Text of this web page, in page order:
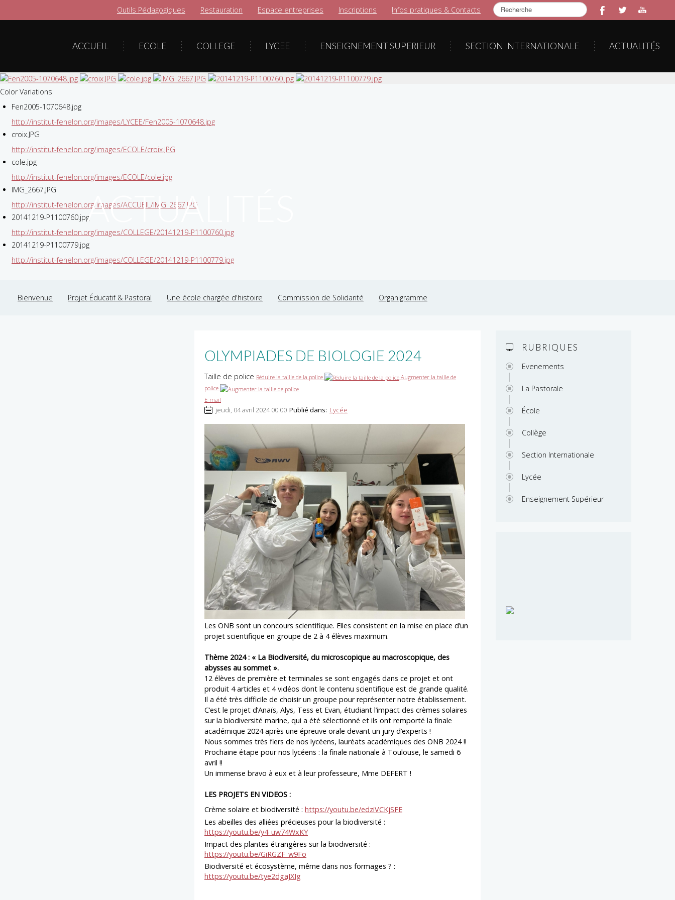
Rechercher
Outils Pédagogiques Restauration Espace entreprises Inscriptions Infos pratiques & Contacts
ACCUEIL ECOLE COLLEGE LYCEE ENSEIGNEMENT SUPERIEUR SECTION INTERNATIONALE ACTUALITÉS
Color Variations
Fen2005-1070648.jpg
http://institut-fenelon.org/images/LYCEE/Fen2005-1070648.jpg
croix.JPG
http://institut-fenelon.org/images/ECOLE/croix.JPG
cole.jpg
http://institut-fenelon.org/images/ECOLE/cole.jpg
IMG_2667.JPG
http://institut-fenelon.org/images/ACCUEIL/IMG_2667.JPG
20141219-P1100760.jpg
http://institut-fenelon.org/images/COLLEGE/20141219-P1100760.jpg
20141219-P1100779.jpg
http://institut-fenelon.org/images/COLLEGE/20141219-P1100779.jpg
ACTUALITÉS
Bienvenue Projet Éducatif & Pastoral Une école chargée d'histoire Commission de Solidarité Organigramme
OLYMPIADES DE BIOLOGIE 2024
Taille de police Réduire la taille de la police
Augmenter la taille de
police
E-mail
jeudi, 04 avril 2024 00:00 Publié dans: Lycée
Les ONB sont un concours scientifique. Elles consistent en la mise en place d’un
projet scientifique en groupe de 2 à 4 élèves maximum.
Thème 2024 : « La Biodiversité, du microscopique au macroscopique, des
abysses au sommet ».
12 élèves de première et terminales se sont engagés dans ce projet et ont
produit 4 articles et 4 vidéos dont le contenu scientifique est de grande qualité.
Il a été très difficile de choisir un groupe pour représenter notre établissement.
C’est le projet d’Anaïs, Alys, Tess et Evan, étudiant l’impact des crèmes solaires
sur la biodiversité marine, qui a été sélectionné et ils ont remporté la finale
académique 2024 après une épreuve orale devant un jury d’experts !
Nous sommes très fiers de nos lycéens, lauréats académiques des ONB 2024 !!
Prochaine étape pour nos lycéens : la finale nationale à Toulouse, le samedi 6
avril !!
Un immense bravo à eux et à leur professeure, Mme DEFERT !
LES PROJETS EN VIDEOS :
Crème solaire et biodiversité : https://youtu.be/edziVCKjSFE
Les abeilles des alliées précieuses pour la biodiversité :
https://youtu.be/y4_uw74WxKY
Impact des plantes étrangères sur la biodiversité :
https://youtu.be/GiRGZF_w9Fo
Biodiversité et écosystème, même dans nos formages ? :
https://youtu.be/tye2dgaJXIg
RUBRIQUES
Evenements
La Pastorale
École
Collège
Section Internationale
Lycée
Enseignement Supérieur